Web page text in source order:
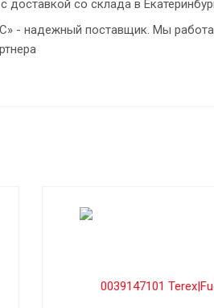
доставкой со склада в
- надежный поставщик. Мы